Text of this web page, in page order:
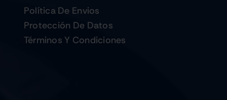
Política De Envios
Protección De Datos
Términos Y Condiciones